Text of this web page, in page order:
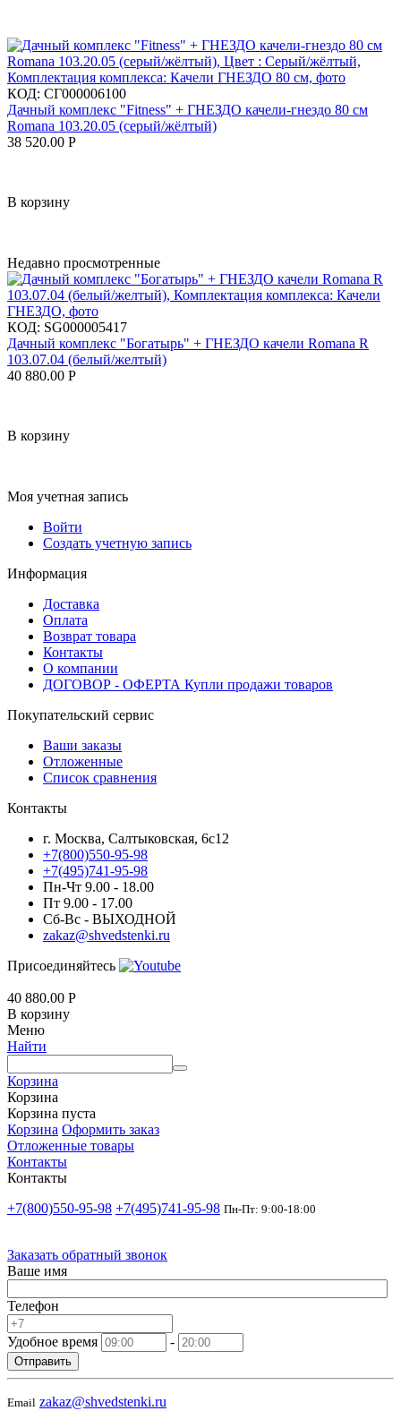
КОД: СГ000006100
Дачный комплекс "Fitness" + ГНЕЗДО качели-гнездо 80 см
Romana 103.20.05 (серый/жёлтый)
38 520.00 Р
В корзину
Недавно просмотренные
КОД: SG000005417
Дачный комплекс "Богатырь" + ГНЕЗДО качели Romana R
103.07.04 (белый/желтый)
40 880.00 Р
В корзину
Моя учетная запись
Войти
Создать учетную запись
Информация
Доставка
Оплата
Возврат товара
Контакты
О компании
ДОГОВОР - ОФЕРТА Купли продажи товаров
Покупательский сервис
Ваши заказы
Отложенные
Список сравнения
Контакты
г. Москва, Салтыковская, 6с12
+7(800)550-95-98
+7(495)741-95-98
Пн-Чт 9.00 - 18.00
Пт 9.00 - 17.00
Сб-Вс - ВЫХОДНОЙ
zakaz@shvedstenki.ru
Присоединяйтесь
40 880.00 Р
В корзину
Меню
Найти
Корзина
Корзина
Корзина пуста
Корзина Оформить заказ
Отложенные товары
Контакты
Контакты
+7(800)550-95-98 +7(495)741-95-98 Пн-Пт: 9:00-18:00
Заказать обратный звонок
Ваше имя
Телефон
Удобное время -
Отправить
Email zakaz@shvedstenki.ru